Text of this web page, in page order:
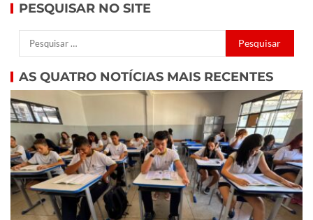
PESQUISAR NO SITE
AS QUATRO NOTÍCIAS MAIS RECENTES